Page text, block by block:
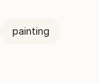
painting